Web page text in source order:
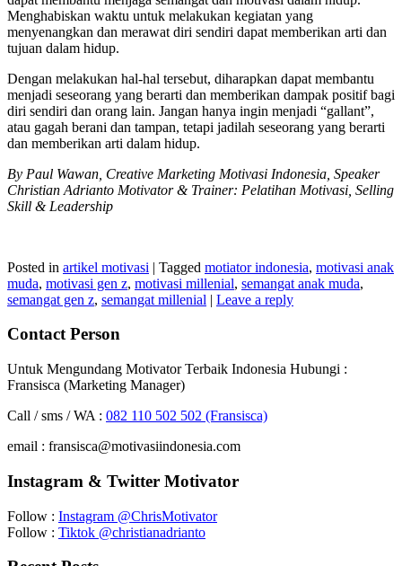
Menghabiskan waktu untuk melakukan kegiatan yang
menyenangkan dan merawat diri sendiri dapat memberikan arti dan
tujuan dalam hidup.
Dengan melakukan hal-hal tersebut, diharapkan dapat membantu
menjadi seseorang yang berarti dan memberikan dampak positif bagi
diri sendiri dan orang lain. Jangan hanya ingin menjadi “gallant”,
atau gagah berani dan tampan, tetapi jadilah seseorang yang berarti
dan memberikan arti dalam hidup.
By Paul Wawan, Creative Marketing Motivasi Indonesia, Speaker
Christian Adrianto Motivator & Trainer: Pelatihan Motivasi, Selling
Skill & Leadership
Posted in artikel motivasi | Tagged motiator indonesia, motivasi anak
muda, motivasi gen z, motivasi millenial, semangat anak muda,
semangat gen z, semangat millenial | Leave a reply
Contact Person
Untuk Mengundang Motivator Terbaik Indonesia Hubungi :
Fransisca (Marketing Manager)
Call / sms / WA : 082 110 502 502 (Fransisca)
email : fransisca@motivasiindonesia.com
Instagram & Twitter Motivator
Follow : Instagram @ChrisMotivator
Follow : Tiktok @christianadrianto